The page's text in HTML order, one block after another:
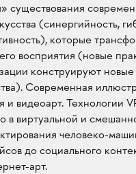
существования
(синергийность,
которые
восприятия (новые
конструируют новые
Современная
и видеоарт. Технологии
в виртуальной и
человеко-
до социального
арт.